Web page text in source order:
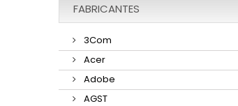
FABRICANTES
3Com
Acer
Adobe
AGST